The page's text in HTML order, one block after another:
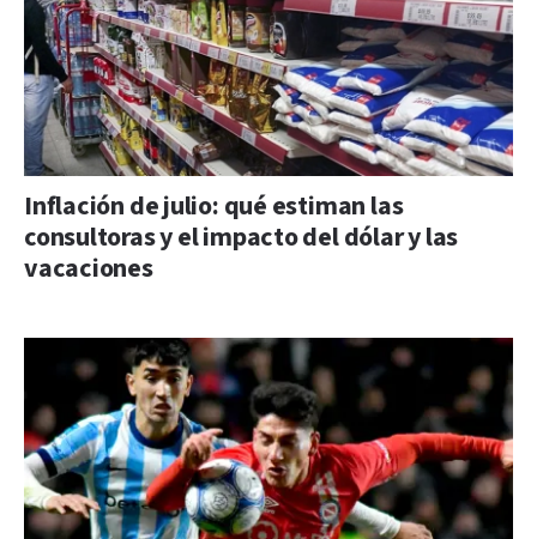
Inflación de julio: qué estiman las
consultoras y el impacto del dólar y las
vacaciones